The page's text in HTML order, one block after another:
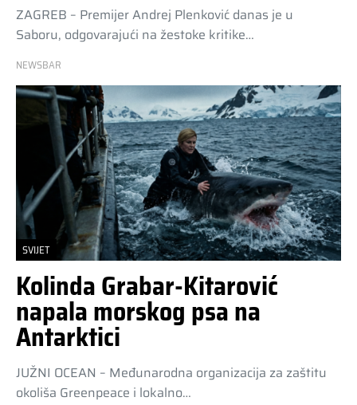
ZAGREB – Premijer Andrej Plenković danas je u
Saboru, odgovarajući na žestoke kritike…
NEWSBAR
SVIJET
Kolinda Grabar-Kitarović
napala morskog psa na
Antarktici
JUŽNI OCEAN – Međunarodna organizacija za zaštitu
okoliša Greenpeace i lokalno…